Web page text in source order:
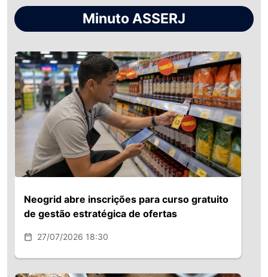
Minuto ASSERJ
Neogrid abre inscrições para curso gratuito
de gestão estratégica de ofertas
27/07/2026 18:30